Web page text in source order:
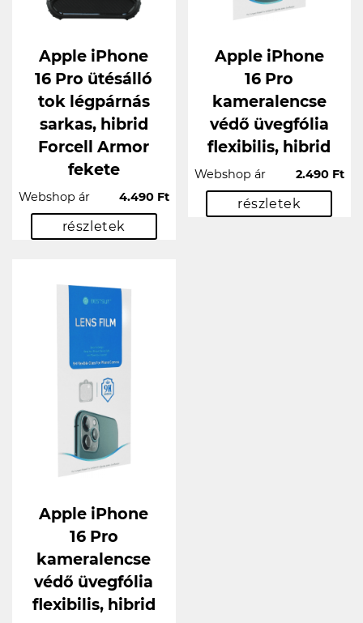
Apple iPhone
16 Pro ütésálló
tok légpárnás
sarkas, hibrid
Forcell Armor
fekete
Webshop ár 4.490 Ft
részletek
Apple iPhone
16 Pro
kameralencse
védő üvegfólia
flexibilis, hibrid
Webshop ár 2.490 Ft
részletek
Apple iPhone
16 Pro
kameralencse
védő üvegfólia
flexibilis, hibrid